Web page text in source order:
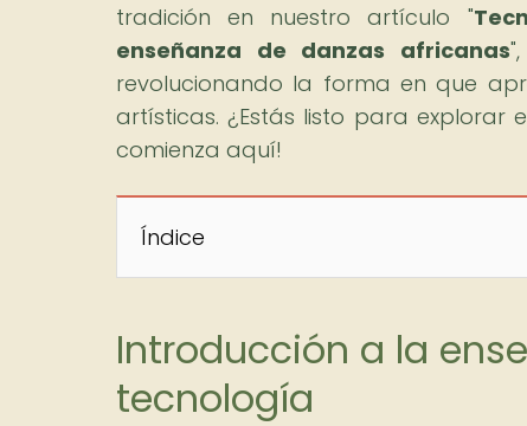
tradición en nuestro artículo "
enseñanza de danzas africanas
revolucionando la forma en que
artísticas. ¿Estás listo para explorar
comienza aquí!
Índice
Introducción a la
tecnología